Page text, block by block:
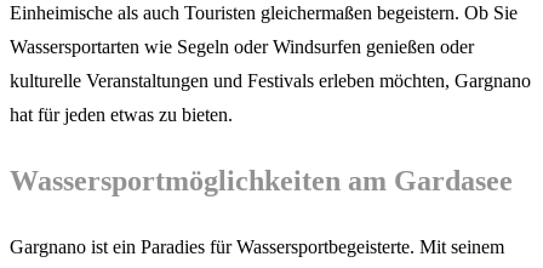
Einheimische als auch Touristen gleichermaßen begeistern. Ob Sie
Wassersportarten wie Segeln oder Windsurfen genießen oder
kulturelle Veranstaltungen und Festivals erleben möchten, Gargnano
hat für jeden etwas zu bieten.
Wassersportmöglichkeiten am Gardasee
Gargnano ist ein Paradies für Wassersportbegeisterte. Mit seinem